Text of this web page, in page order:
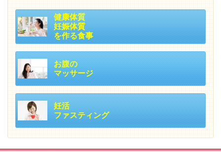
健康体質
妊娠体質
を作る食事
お腹の
マッサージ
妊活
ファスティング